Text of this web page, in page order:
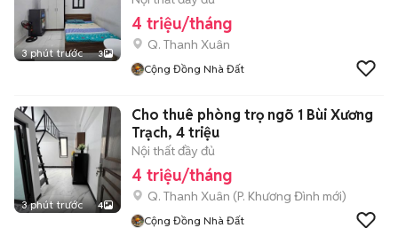
3 phút trước 3
4 triệu/tháng
Q. Thanh Xuân
Cộng Đồng Nhà Đất
3 phút trước 4
Cho thuê phòng trọ ngõ 1 Bùi Xương
Trạch, 4 triệu
Nội thất đầy đủ
4 triệu/tháng
Q. Thanh Xuân (P. Khương Đình mới)
Cộng Đồng Nhà Đất